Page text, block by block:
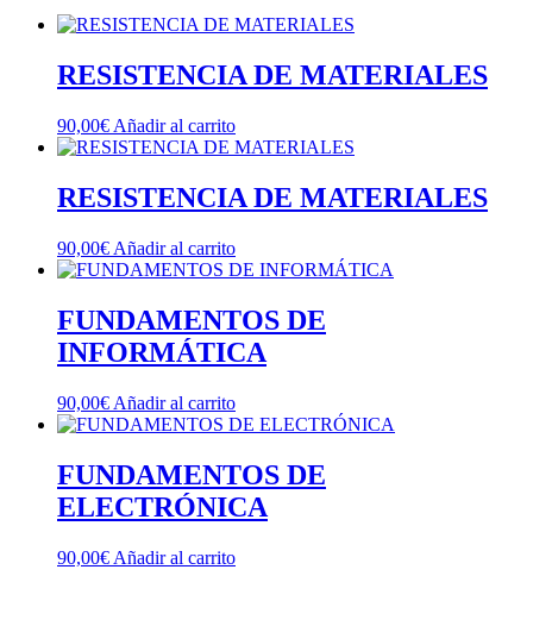
RESISTENCIA DE MATERIALES
90,00€ Añadir al carrito
RESISTENCIA DE MATERIALES
90,00€ Añadir al carrito
FUNDAMENTOS DE
INFORMÁTICA
90,00€ Añadir al carrito
FUNDAMENTOS DE
ELECTRÓNICA
90,00€ Añadir al carrito